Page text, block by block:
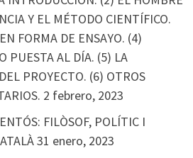
Y EL MÉTODO CIENTÍFICO.
FORMA DE ENSAYO. (4)
PUESTA AL DÍA. (5) LA
PROYECTO. (6) OTROS
2 febrero, 2023
FILÒSOF, POLÍTIC I
31 enero, 2023